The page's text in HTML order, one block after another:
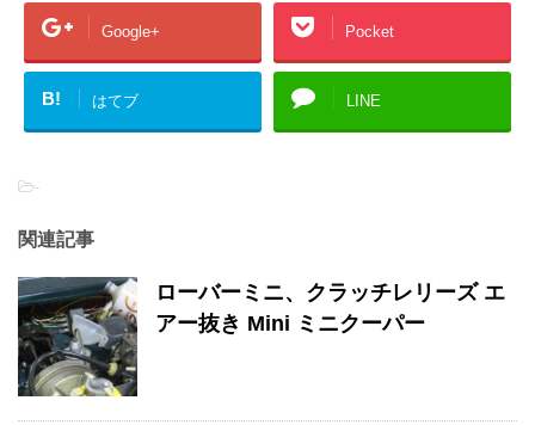
Google+ Pocket
B! はてブ LINE
-
関連記事
ローバーミニ、クラッチレリーズ エ
アー抜き Mini ミニクーパー